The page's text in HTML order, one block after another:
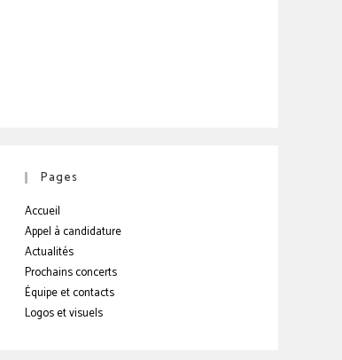
Pages
Accueil
Appel à candidature
Actualités
Prochains concerts
Équipe et contacts
Logos et visuels